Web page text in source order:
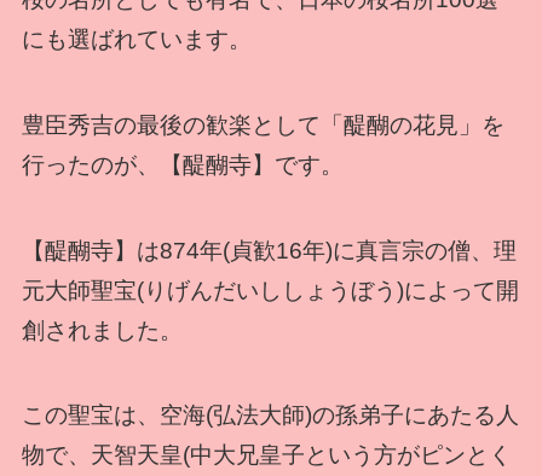
にも選ばれています。
豊臣秀吉の最後の歓楽として「醍醐の花見」を
行ったのが、【醍醐寺】です。
【醍醐寺】は874年(貞歓16年)に真言宗の僧、理
元大師聖宝(りげんだいししょうぼう)によって開
創されました。
この聖宝は、空海(弘法大師)の孫弟子にあたる人
物で、天智天皇(中大兄皇子という方がピンとく